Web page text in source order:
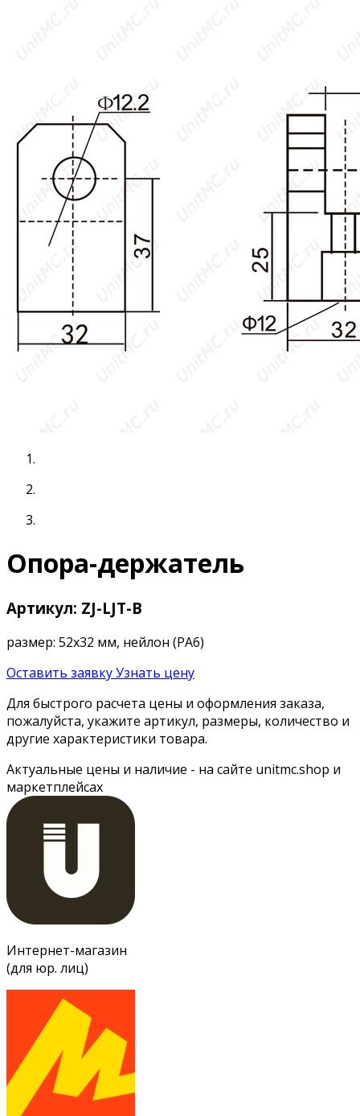
Опора-держатель
Артикул: ZJ-LJT-B
размер: 52х32 мм, нейлон (PA6)
Оставить заявкуУзнать цену
Для быстрого расчета цены и оформления заказа,
пожалуйста, укажите артикул, размеры, количество и
другие характеристики товара.
Актуальные цены и наличие - на сайте unitmc.shop и
маркетплейсах
Интернет-магазин
(для юр. лиц)